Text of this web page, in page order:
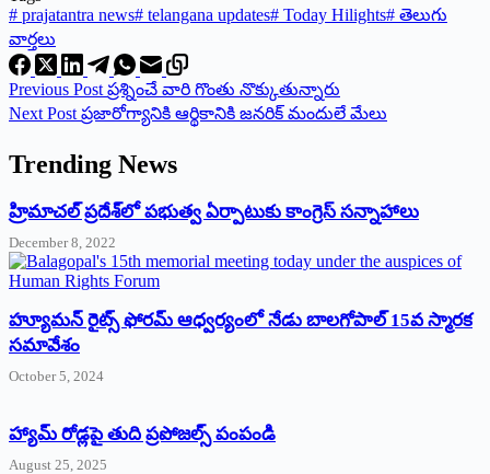
# prajatantra news# telangana updates# Today Hilights# తెలుగు
వార్తలు
Previous Post ‌ప్రశ్నించే వారి గొంతు నొక్కుతున్నారు
Next Post ‌ప్రజారోగ్యానికి ఆర్థికానికి జనరిక్‌ ‌మందులే మేలు
Trending News
‌హ్రిమాచల్‌ ‌ప్రదేశ్‌లో పభుత్వ ఏర్పాటుకు కాంగ్రెస్‌ ‌సన్నాహాలు
December 8, 2022
హ్యూమన్‌ రైట్స్‌ ఫోరమ్‌ ఆధ్వర్యంలో నేడు బాలగోపాల్‌ 15వ స్మారక
సమావేశం
October 5, 2024
హ్యామ్‌ రోడ్లపై తుది ప్రపోజల్స్‌ పంపండి
August 25, 2025